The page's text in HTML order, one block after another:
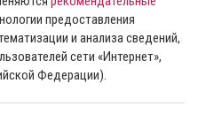
предоставления
и анализа сведений,
сети «Интернет»,
Федерации).